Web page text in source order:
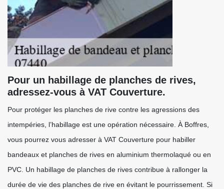
Pour un habillage de planches de rives,
adressez-vous à VAT Couverture.
Pour protéger les planches de rive contre les agressions des
intempéries, l’habillage est une opération nécessaire. À Boffres,
vous pourrez vous adresser à VAT Couverture pour habiller
bandeaux et planches de rives en aluminium thermolaqué ou en
PVC. Un habillage de planches de rives contribue à rallonger la
durée de vie des planches de rive en évitant le pourrissement. Si